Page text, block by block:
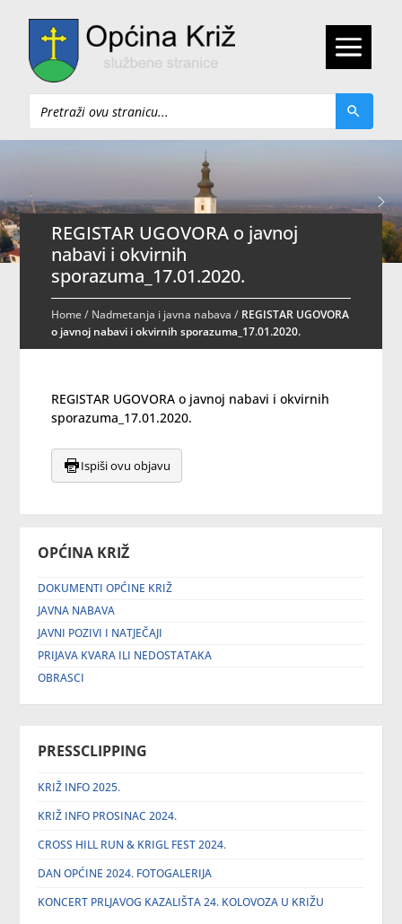
Pretraži
OPĆINA KRIŽ
DOKUMENTI OPĆINE KRIŽ
JAVNA NABAVA
JAVNI POZIVI I NATJEČAJI
PRIJAVA KVARA ILI NEDOSTATAKA
OBRASCI
PRESSCLIPPING
KRIŽ INFO 2025.
KRIŽ INFO PROSINAC 2024.
CROSS HILL RUN & KRIGL FEST 2024.
DAN OPĆINE 2024. FOTOGALERIJA
KONCERT PRLJAVOG KAZALIŠTA 24. KOLOVOZA U KRIŽU
REGISTAR UGOVORA o javnoj
nabavi i okvirnih
sporazuma_17.01.2020.
Home/ Nadmetanja i javna nabava / REGISTAR UGOVORA
o javnoj nabavi i okvirnih sporazuma_17.01.2020.
REGISTAR UGOVORA o javnoj nabavi i okvirnih
sporazuma_17.01.2020.
Ispiši ovu objavu